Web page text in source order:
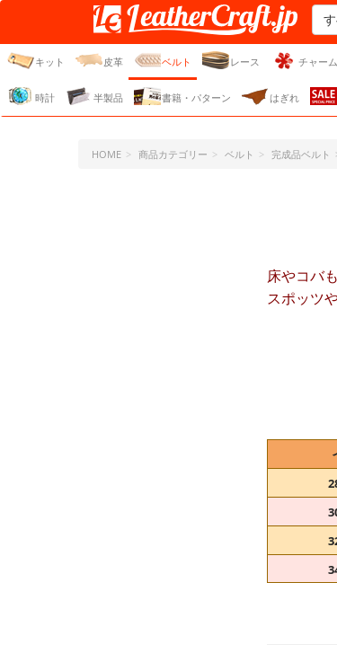
レザークラフト・ドット・
ジェーピー
キット 皮革 ベルト レース チャーム
時計 半製品 書籍・パターン はぎれ
HOME 商品カテゴリー ベルト 完成品ベルト
床やコバ
スポッツ